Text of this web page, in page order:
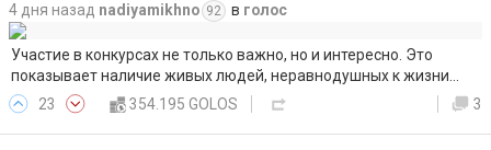
4 дня назад nadiyamikhno 92 в голос
Участие в конкурсах не только важно, но и интересно. Это
показывает наличие живых людей, неравнодушных к жизни…
23
354.195 GOLOS 3